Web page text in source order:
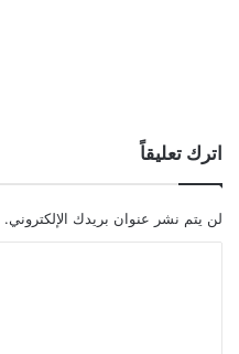
اترك تعليقاً
لن يتم نشر عنوان بريدك الإلكتروني.